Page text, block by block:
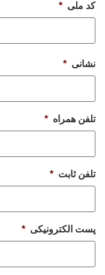
کد ملی *
نشانی *
تلفن همراه *
تلفن ثابت *
پست الکترونیکی *